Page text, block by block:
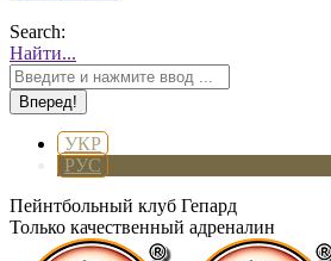
Search:
Найти...
УКР
РУС
Пейнтбольный клуб Гепард
Только качественный адреналин